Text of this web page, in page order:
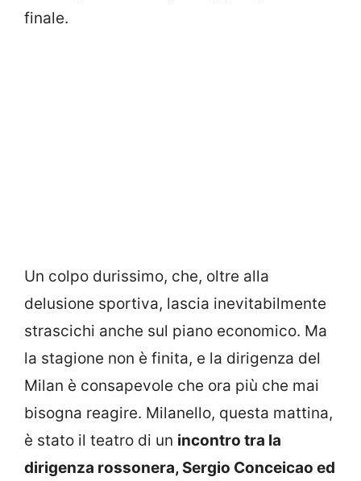
finale.
Un colpo durissimo, che, oltre alla
delusione sportiva, lascia inevitabilmente
strascichi anche sul piano economico. Ma
la stagione non è finita, e la dirigenza del
Milan è consapevole che ora più che mai
bisogna reagire. Milanello, questa mattina,
è stato il teatro di un incontro tra la
dirigenza rossonera, Sergio Conceicao ed